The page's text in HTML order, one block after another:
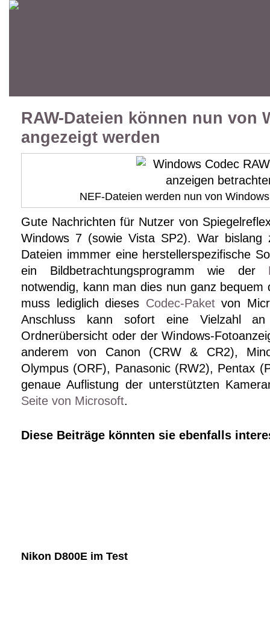
RAW-Dateien können nun von
angezeigt werden
NEF-Dateien werden nun von
Gute Nachrichten für Nutzer von
Windows 7 (sowie Vista SP2). War bislang
Dateien immmer eine herstellerspezifische
ein Bildbetrachtungsprogramm wie der
notwendig, kann man dies nun ganz
muss lediglich dieses Codec-Paketvon
Anschluss kann sofort eine Vielzahl
Ordnerübersicht oder der Windows-
anderem von Canon (CRW & CR2),
Olympus (ORF), Panasonic (RW2), Pentax
genaue Auflistung der unterstützten
Seite von Microsoft.
Diese Beiträge könnten sie ebenfalls
Nikon D800E im Test